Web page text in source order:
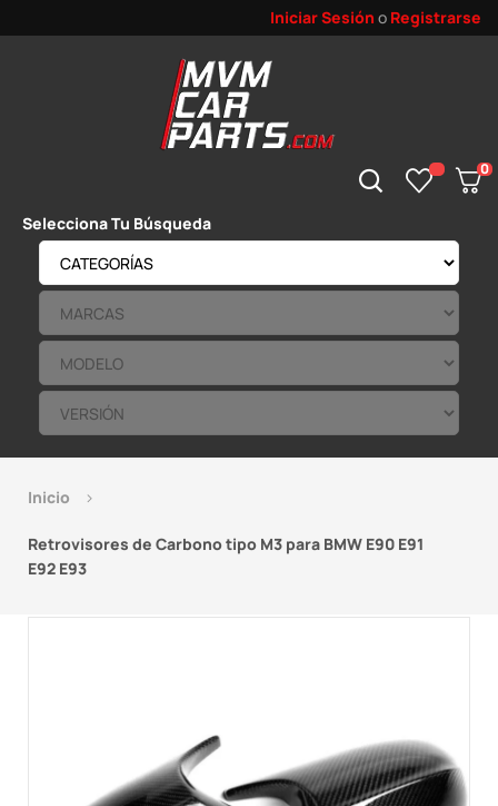
Iniciar Sesión o Registrarse
0
Selecciona Tu Búsqueda
Inicio
Retrovisores de Carbono tipo M3 para BMW E90 E91
E92 E93